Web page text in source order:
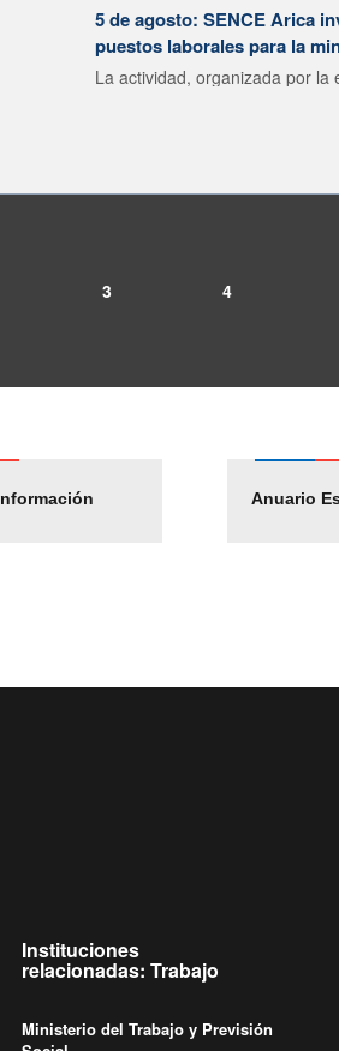
5 de agosto: SENCE Arica
puestos laborales para la
La actividad, organizada por la
3 4
Anuario
Empleos Públicos
Instituciones
relacionadas: Trabajo
Ministerio del Trabajo y Previsión